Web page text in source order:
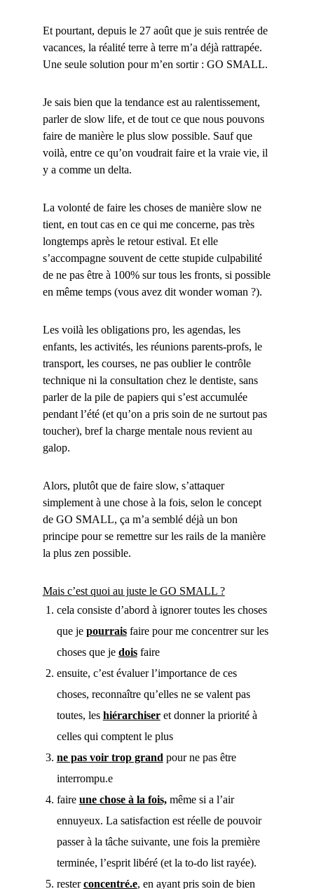
Et pourtant, depuis le 27 août que je suis rentrée de
vacances, la réalité terre à terre m’a déjà rattrapée.
Une seule solution pour m’en sortir : GO SMALL.
Je sais bien que la tendance est au ralentissement,
parler de slow life, et de tout ce que nous pouvons
faire de manière le plus slow possible. Sauf que
voilà, entre ce qu’on voudrait faire et la vraie vie, il
y a comme un delta.
La volonté de faire les choses de manière slow ne
tient, en tout cas en ce qui me concerne, pas très
longtemps après le retour estival. Et elle
s’accompagne souvent de cette stupide culpabilité
de ne pas être à 100% sur tous les fronts, si possible
en même temps (vous avez dit wonder woman ?).
Les voilà les obligations pro, les agendas, les
enfants, les activités, les réunions parents-profs, le
transport, les courses, ne pas oublier le contrôle
technique ni la consultation chez le dentiste, sans
parler de la pile de papiers qui s’est accumulée
pendant l’été (et qu’on a pris soin de ne surtout pas
toucher), bref la charge mentale nous revient au
galop.
Alors, plutôt que de faire slow, s’attaquer
simplement à une chose à la fois, selon le concept
de GO SMALL, ça m’a semblé déjà un bon
principe pour se remettre sur les rails de la manière
la plus zen possible.
Mais c’est quoi au juste le GO SMALL ?
cela consiste d’abord à ignorer toutes les choses
que je pourraisfaire pour me concentrer sur les
choses que je doisfaire
ensuite, c’est évaluer l’importance de ces
choses, reconnaître qu’elles ne se valent pas
toutes, les hiérarchiseret donner la priorité à
celles qui comptent le plus
ne pas voir trop grand pour ne pas être
interrompu.e
faire une chose à la fois,même si a l’air
ennuyeux. La satisfaction est réelle de pouvoir
passer à la tâche suivante, une fois la première
terminée, l’esprit libéré (et la to-do list rayée).
resterconcentré.e, en ayant pris soin de bien